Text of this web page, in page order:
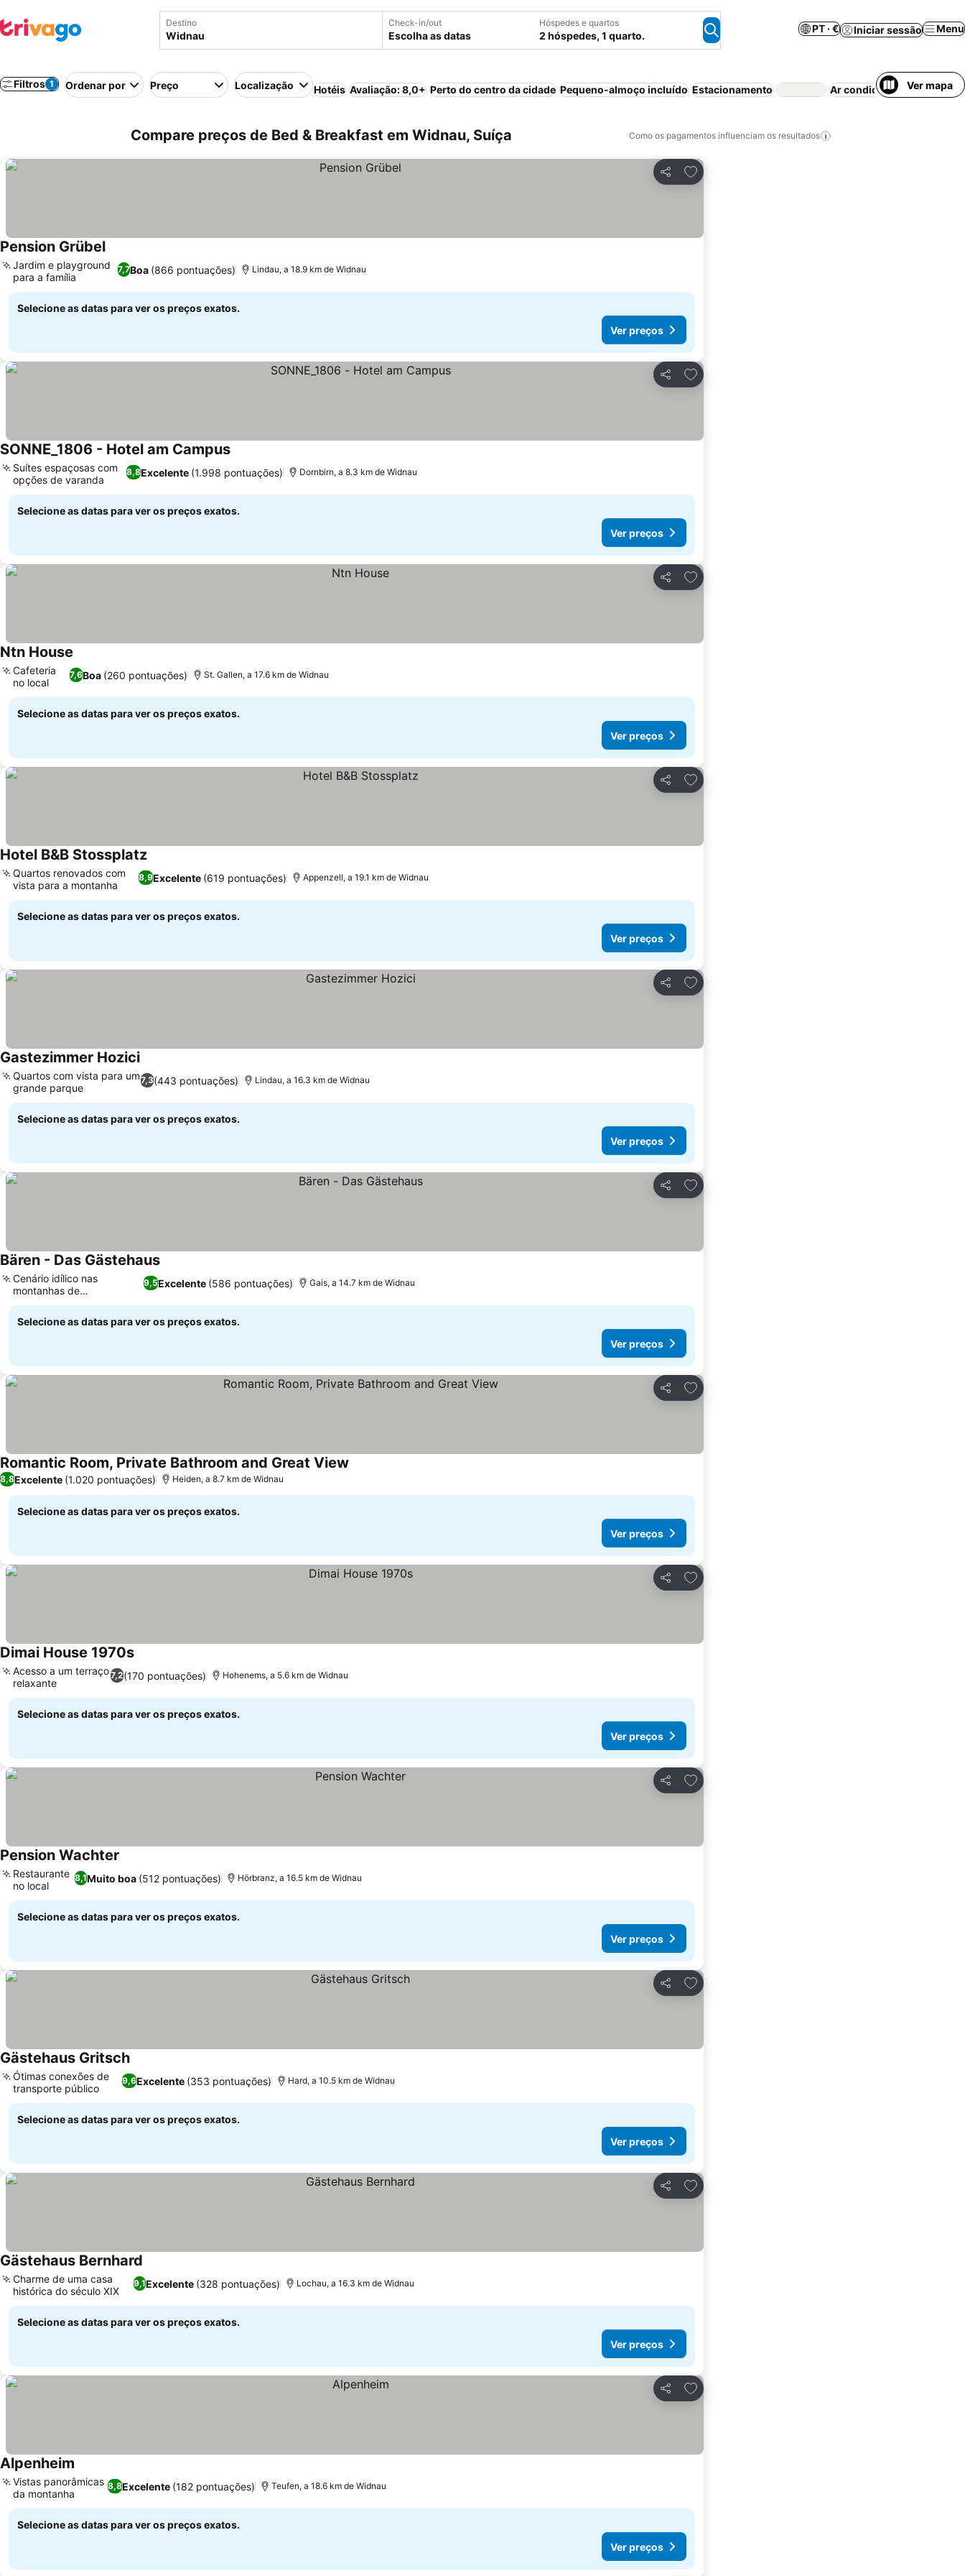
Destino Check-in/out
Escolha as datas
Hóspedes e quartos
2 hóspedes, 1 quarto.
PT · € Iniciar sessão Menu
Filtros 1 Ordenar por Preço Localização Hotéis Avaliação: 8,0+ Perto do centro da cidade Pequeno-almoço incluído Estacionamento Ar condicionado Wi-fi
Ver mapa
Compare preços de Bed & Breakfast em Widnau, Suíça Como os pagamentos influenciam os resultados
Partilhar
Adicionar aos favoritos
Pension GrübelVer preços
7,7Boa (866 pontuações)
Jardim e playground
para a família
Lindau, a 18.9 km de Widnau
Selecione as datas para ver os preços exatos.
Ver preços
Partilhar
Adicionar aos favoritos
SONNE_1806 - Hotel am CampusVer preços
8,8Excelente (1.998 pontuações)
Suítes espaçosas com
opções de varanda
Dornbirn, a 8.3 km de Widnau
Selecione as datas para ver os preços exatos.
Ver preços
Partilhar
Adicionar aos favoritos
Ntn House
7,6Boa (260 pontuações)
Cafeteria
no local
St. Gallen, a 17.6 km de Widnau
Selecione as datas para ver os preços exatos.
Ver preços
Partilhar
Adicionar aos favoritos
Hotel B&B StossplatzVer preços
8,9Excelente (619 pontuações)
Quartos renovados com
vista para a montanha
Appenzell, a 19.1 km de Widnau
Selecione as datas para ver os preços exatos.
Ver preços
Partilhar
Adicionar aos favoritos
Gastezimmer HoziciVer preços
7,3(443 pontuações)
Quartos com vista para um
grande parque
Lindau, a 16.3 km de Widnau
Selecione as datas para ver os preços exatos.
Ver preços
Partilhar
Adicionar aos favoritos
Bären - Das GästehausVer preços
9,5Excelente (586 pontuações)
Cenário idílico nas
montanhas de
Appenzellerland
Gais, a 14.7 km de Widnau
Selecione as datas para ver os preços exatos.
Ver preços
Partilhar
Adicionar aos favoritos
Romantic Room, Private Bathroom and Great View
8,8Excelente (1.020 pontuações) Heiden, a 8.7 km de Widnau
Selecione as datas para ver os preços exatos.
Ver preços
Partilhar
Adicionar aos favoritos
Dimai House 1970sVer preços
7,2(170 pontuações)
Acesso a um terraço
relaxante
Hohenems, a 5.6 km de Widnau
Selecione as datas para ver os preços exatos.
Ver preços
Partilhar
Adicionar aos favoritos
Pension Wachter
8,1Muito boa (512 pontuações)
Restaurante
no local
Hörbranz, a 16.5 km de Widnau
Selecione as datas para ver os preços exatos.
Ver preços
Partilhar
Adicionar aos favoritos
Gästehaus GritschVer preços
9,6Excelente (353 pontuações)
Ótimas conexões de
transporte público
Hard, a 10.5 km de Widnau
Selecione as datas para ver os preços exatos.
Ver preços
Partilhar
Adicionar aos favoritos
Gästehaus Bernhard
9,1Excelente (328 pontuações)
Charme de uma casa
histórica do século XIX
Lochau, a 16.3 km de Widnau
Selecione as datas para ver os preços exatos.
Ver preços
Partilhar
Adicionar aos favoritos
Alpenheim
8,8Excelente (182 pontuações)
Vistas panorâmicas
da montanha
Teufen, a 18.6 km de Widnau
Selecione as datas para ver os preços exatos.
Ver preços